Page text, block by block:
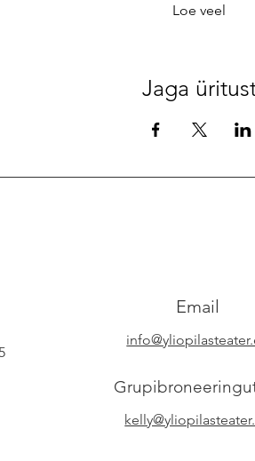
Loe veel
Jaga
Email